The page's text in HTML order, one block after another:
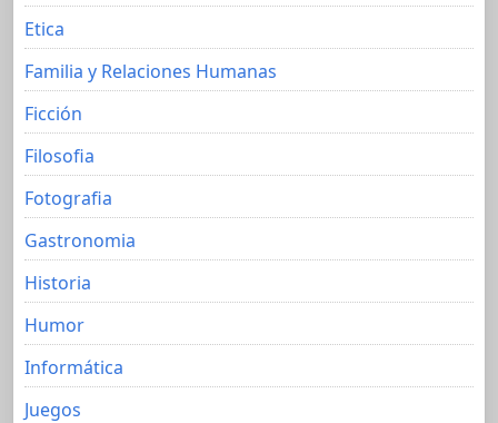
Etica
Familia y Relaciones Humanas
Ficción
Filosofia
Fotografia
Gastronomia
Historia
Humor
Informática
Juegos